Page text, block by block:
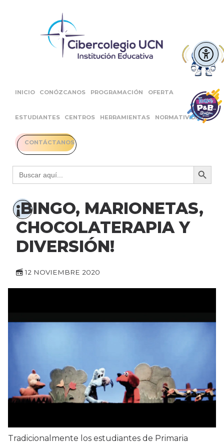
INICIO CONÓZCANOS PROGRAMACIÓN OFERTA
ESTUDIANTES CENTROS HERRAMIENTAS NORMATIVIDAD
CONTÁCTANOS
Buscar: Botón
¡BINGO, MARIONETAS,
CHOCOLATERAPIA Y
DIVERSIÓN!
12 NOVIEMBRE 2020
Tradicionalmente los estudiantes de Primaria